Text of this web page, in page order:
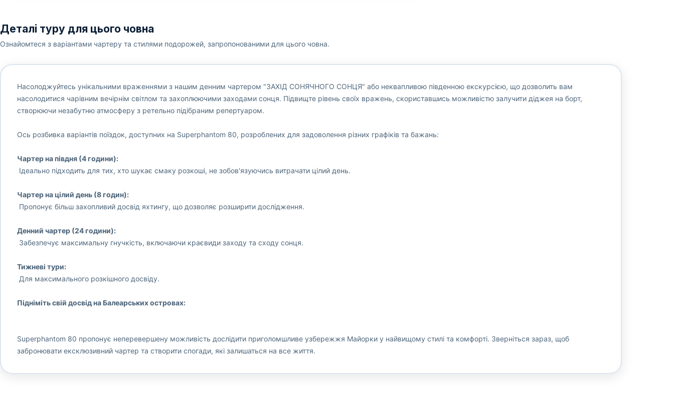
Деталі туру для цього човна
Ознайомтеся з варіантами чартеру та стилями подорожей, запропонованими для цього човна.
Насолоджуйтесь унікальними враженнями з нашим денним чартером "ЗАХІД СОНЯЧНОГО СОНЦЯ" або неквапливою південною екскурсією, що дозволить вам
насолодитися чарівним вечірнім світлом та захоплюючими заходами сонця. Підвищте рівень своїх вражень, скориставшись можливістю залучити діджея на борт,
створюючи незабутню атмосферу з ретельно підібраним репертуаром.
Ось розбивка варіантів поїздок, доступних на Superphantom 80, розроблених для задоволення різних графіків та бажань:
Чартер на півдня (4 години):
Ідеально підходить для тих, хто шукає смаку розкоші, не зобов'язуючись витрачати цілий день.
Чартер на цілий день (8 годин):
Пропонує більш захопливий досвід яхтингу, що дозволяє розширити дослідження.
Денний чартер (24 години):
Забезпечує максимальну гнучкість, включаючи краєвиди заходу та сходу сонця.
Тижневі тури:
Для максимального розкішного досвіду.
Підніміть свій досвід на Балеарських островах:
Superphantom 80 пропонує неперевершену можливість дослідити приголомшливе узбережжя Майорки у найвищому стилі та комфорті. Зверніться зараз, щоб
забронювати ексклюзивний чартер та створити спогади, які залишаться на все життя.